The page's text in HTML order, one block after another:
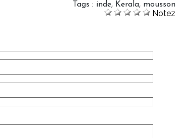
Tags : inde, Kerala, mousson
Notez